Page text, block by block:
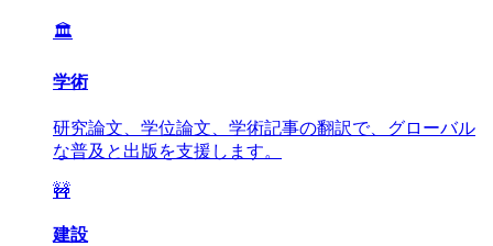
🏛️
学術
研究論文、学位論文、学術記事の翻訳で、グローバル
な普及と出版を支援します。
🚧
建設